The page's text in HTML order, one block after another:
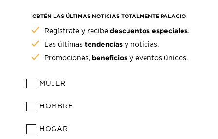
OBTÉN LAS ÚLTIMAS NOTICIAS TOTALMENTE PALACIO
Regístrate y recibedescuentos especiales.
Las últimastendencias y noticias.
Promociones, beneficios y eventos únicos.
MUJER
HOMBRE
HOGAR